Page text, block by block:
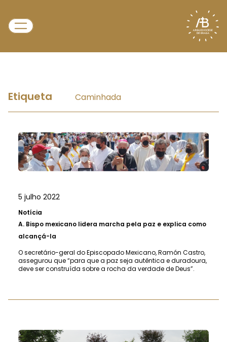
Etiqueta Caminhada
5 julho 2022
Notícia
A. Bispo mexicano lidera marcha pela paz e explica como
alcançá-la
O secretário-geral do Episcopado Mexicano, Ramón Castro,
assegurou que “para que a paz seja autêntica e duradoura,
deve ser construída sobre a rocha da verdade de Deus”.